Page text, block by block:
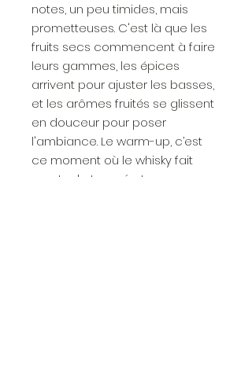
notes, un peu timides, mais
prometteuses. C'est là que les
fruits secs commencent à faire
leurs gammes, les épices
arrivent pour ajuster les basses,
et les arômes fruités se glissent
en douceur pour poser
l'ambiance. Le warm-up, c’est
ce moment où le whisky fait
monter la température, sans